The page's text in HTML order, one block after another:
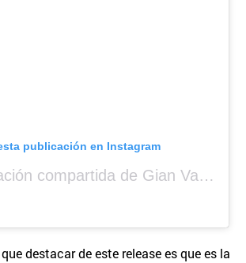
publicación en Instagram
Una publicación compartida de Gian Varela (@gianvarela)
destacar de este release es que es la